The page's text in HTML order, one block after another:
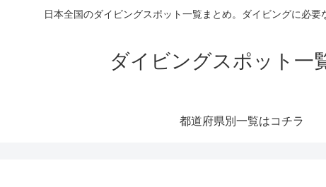
日本全国のダイビングスポット一覧まとめ。ダイビングに必要
ダイビングスポット一
都道府県別一覧はコチラ